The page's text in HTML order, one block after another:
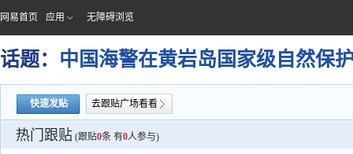
网易首页 应用 无障碍浏览
话题： 中国海警在黄岩岛国家级自然保
快速发贴 去跟贴广场看看
热门跟贴 (跟贴0条 有0人参与)